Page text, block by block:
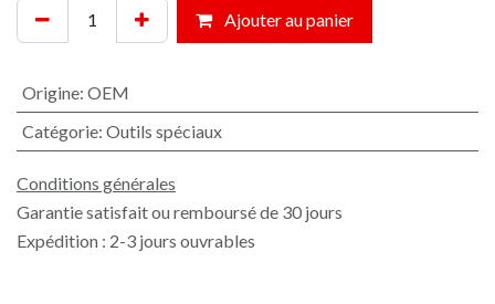
Ajouter au panier
Origine: OEM
Catégorie: Outils spéciaux
Conditions générales
Garantie satisfait ou remboursé de 30 jours
Expédition : 2-3 jours ouvrables